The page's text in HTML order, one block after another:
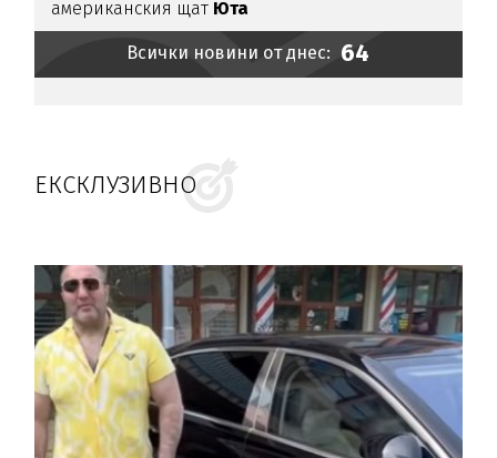
американския щат Юта
Всички новини от днес: 64
ЕКСКЛУЗИВНО